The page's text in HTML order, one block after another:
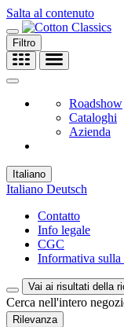
Salta al contenuto
Filtro
Roadshow
Cataloghi
Azienda
Italiano
Italiano Deutsch
Contatto
Info legale
CGC
Informativa sulla
Vai ai risultati della
Cerca nell'intero
Rilevanza